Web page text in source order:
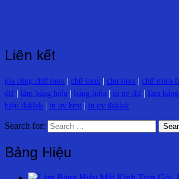
Liên kết
gia công chữ inox chữ inox chu inox chữ mica
dtf
làm bảng hiệu bảng hiệu in uv dtf làm
hiệu đaklak
in uv bmt in uv đaklak
Search for:
Bảng Hiệu